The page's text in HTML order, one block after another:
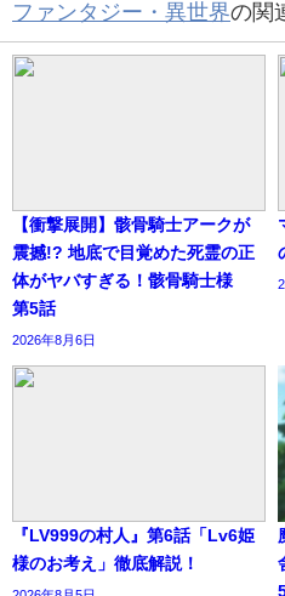
ファンタジー・異世界の関
【衝撃展開】骸骨騎士アークが
震撼!? 地底で目覚めた死霊の正
体がヤバすぎる！骸骨騎士様
第5話
2026年8月6日
『LV999の村人』第6話「Lv6姫
様のお考え」徹底解説！